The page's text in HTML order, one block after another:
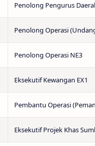
Penolong Pengurus
Penolong Operasi
Penolong Operasi NE3
Eksekutif Kewangan EX1
Pembantu Operasi
Eksekutif Projek Khas